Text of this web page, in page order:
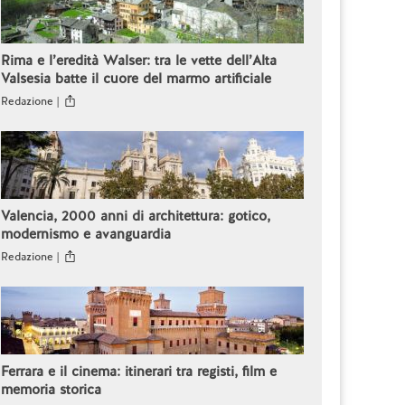
Rima e l’eredità Walser: tra le vette dell’Alta
Valsesia batte il cuore del marmo artificiale
Redazione |
Valencia, 2000 anni di architettura: gotico,
modernismo e avanguardia
Redazione |
Ferrara e il cinema: itinerari tra registi, film e
memoria storica